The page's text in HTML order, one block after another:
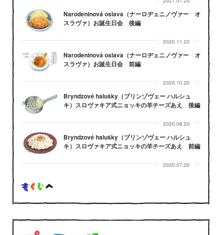
Narodeninová oslava（ナーロヂェニノヴァー オ
スラヴァ）お誕生日会 後編
2020.11.20
Narodeninová oslava（ナーロヂェニノヴァー オ
スラヴァ）お誕生日会 前編
2020.10.20
Bryndzové halušky（ブリンゾヴェー ハルシュ
キ）スロヴァキア式ニョッキの羊チーズあえ 後編
2020.08.20
Bryndzové halušky（ブリンゾヴェー ハルシュ
キ）スロヴァキア式ニョッキの羊チーズあえ 前編
2020.07.20